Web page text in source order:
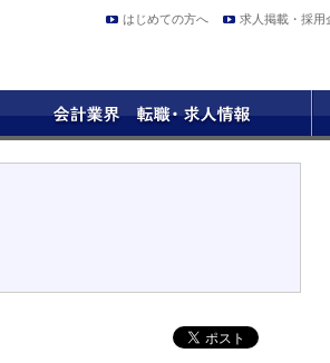
はじめての方へ 求人掲載・採用